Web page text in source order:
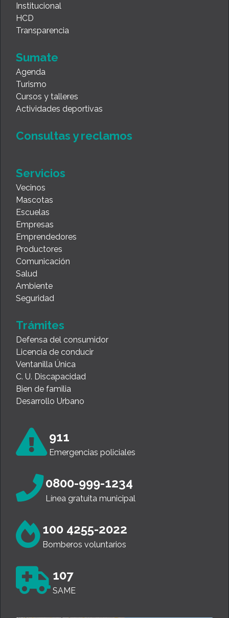
Institucional
HCD
Transparencia
Sumate
Agenda
Turismo
Cursos y talleres
Actividades deportivas
Consultas y reclamos
Servicios
Vecinos
Mascotas
Escuelas
Empresas
Emprendedores
Productores
Comunicación
Salud
Ambiente
Seguridad
Trámites
Defensa del consumidor
Licencia de conducir
Ventanilla Única
C. U. Discapacidad
Bien de familia
Desarrollo Urbano
911
Emergencias policiales
0800-999-1234
Línea gratuita municipal
100 4255-2022
Bomberos voluntarios
107
SAME